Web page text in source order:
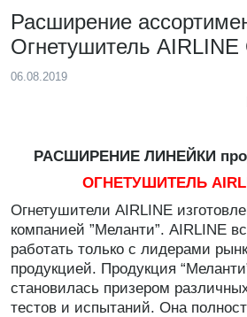
Расширение
Огнетушитель
06.08.2019
РАСШИРЕНИЕ ЛИНЕЙКИ
ОГНЕТУШИТЕЛЬ
Огнетушители AIRLINE
компанией ”Меланти”. AIRLINE
работать только с лидерами
продукцией. Продукция
становилась призером
тестов и испытаний. Она